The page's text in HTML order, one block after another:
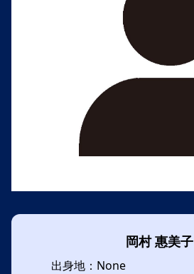
岡村 惠美子
出身地：None